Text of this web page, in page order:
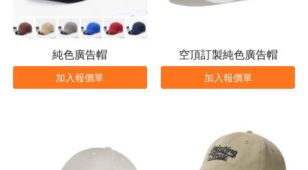
純色廣告帽
加入報價單
空頂訂製純色廣告帽
加入報價單